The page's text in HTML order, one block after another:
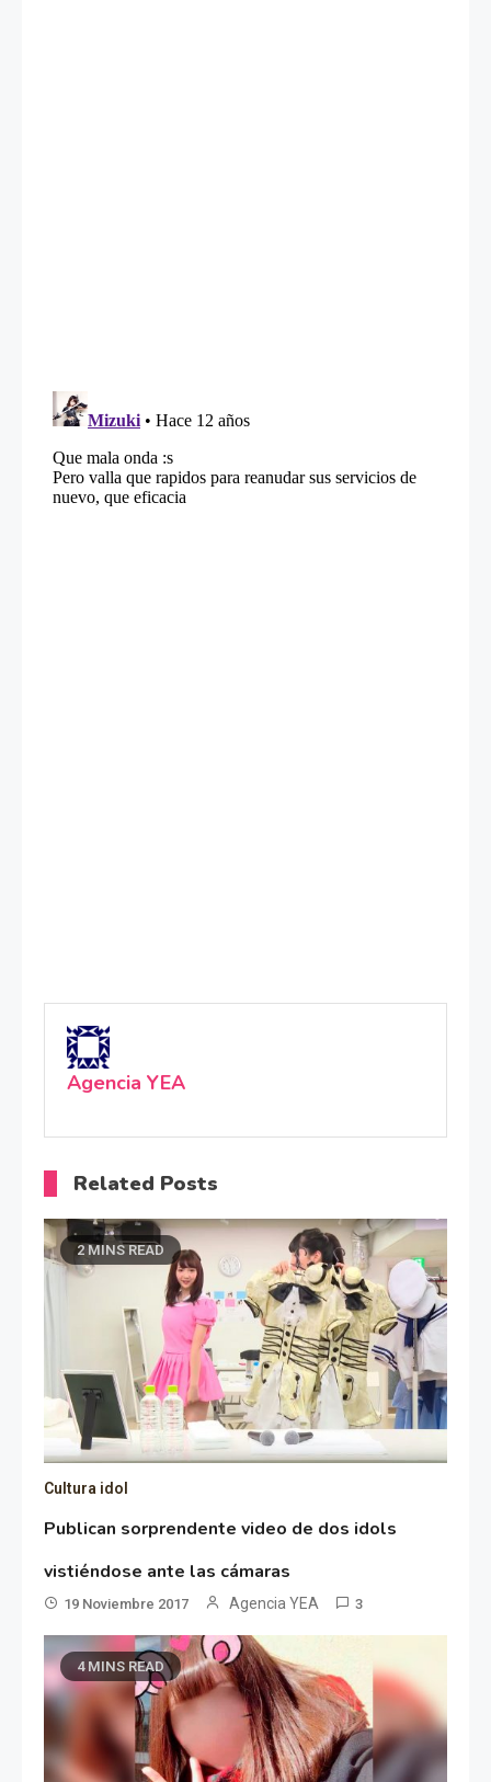
Agencia YEA
Related Posts
2 MINS READ
Cultura idol
Publican sorprendente video de dos idols
vistiéndose ante las cámaras
19 Noviembre 2017 Agencia YEA 3
4 MINS READ